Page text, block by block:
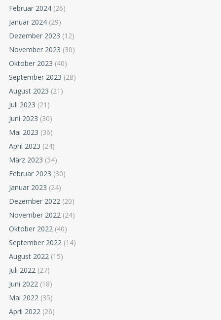
Februar 2024 (26)
Januar 2024 (29)
Dezember 2023 (12)
November 2023 (30)
Oktober 2023 (40)
September 2023 (28)
August 2023 (21)
Juli 2023 (21)
Juni 2023 (30)
Mai 2023 (36)
April 2023 (24)
März 2023 (34)
Februar 2023 (30)
Januar 2023 (24)
Dezember 2022 (20)
November 2022 (24)
Oktober 2022 (40)
September 2022 (14)
August 2022 (15)
Juli 2022 (27)
Juni 2022 (18)
Mai 2022 (35)
April 2022 (26)